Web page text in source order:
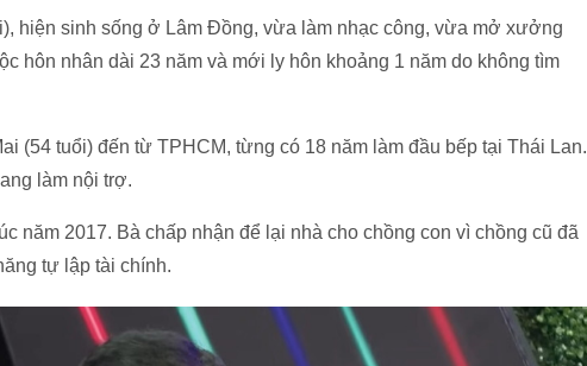
hiện sinh sống ở Lâm Đồng, vừa làm nhạc công, vừa mở xưởng
hôn nhân dài 23 năm và mới ly hôn khoảng 1 năm do không tìm
(54 tuổi) đến từ TPHCM, từng có 18 năm làm đầu bếp tại Thái Lan.
làm nội trợ.
năm 2017. Bà chấp nhận để lại nhà cho chồng con vì chồng cũ đã
tự lập tài chính.